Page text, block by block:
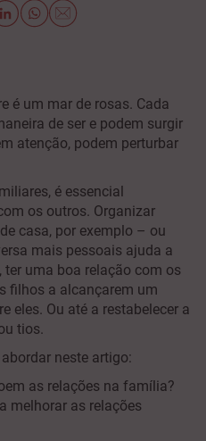
é um mar de rosas. Cada
de ser e podem surgir
atenção, podem perturbar
é essencial
os outros. Organizar
casa, por exemplo – ou
mais pessoais ajuda a
uma boa relação com os
filhos a alcançarem um
eles. Ou até a restabelecer a
tios.
neste artigo:
as relações na família?
melhorar as relações